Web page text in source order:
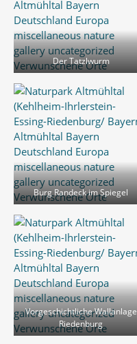
Der Tatzlwurm
Burg Randeck im Spiegel
Vorgeschichtliche Wallanlage
Riedenburg